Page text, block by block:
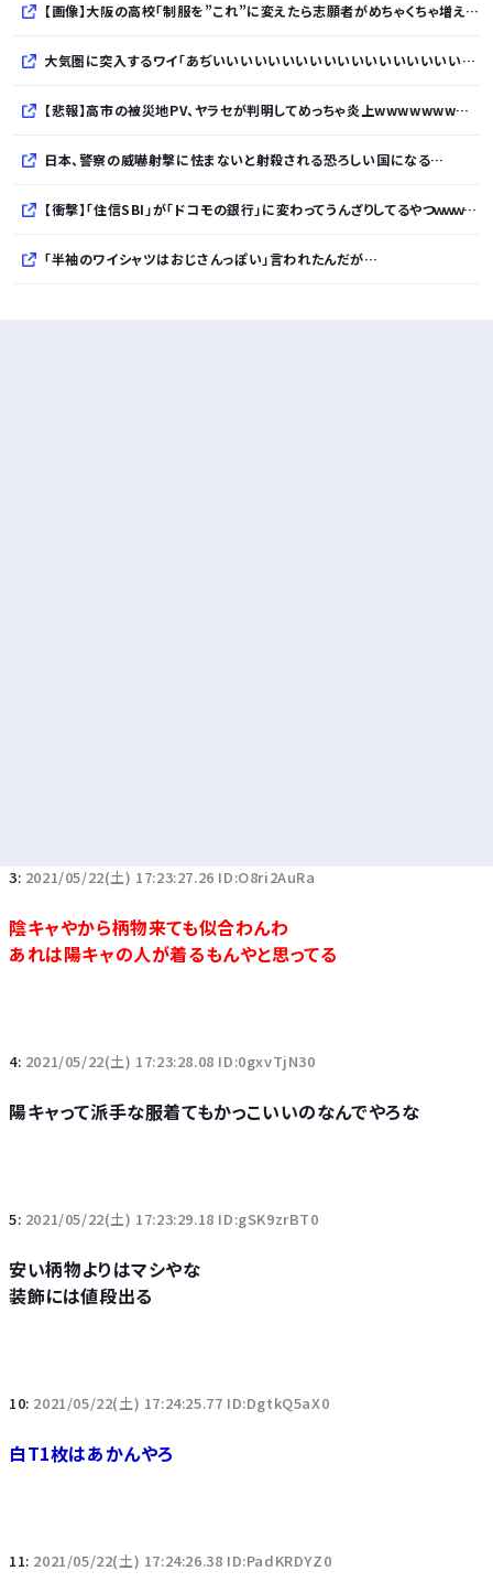
【画像】大阪の高校「制服を”これ”に変えたら志願者がめちゃくちゃ増えた」
大気圏に突入するワイ「あぢいいいいいいいいいいいいいいいいいい！！！！」
【悲報】高市の被災地PV、ヤラセが判明してめっちゃ炎上wwwwwwwwwwwwwwwwwwwwwwwwwww
日本、警察の威嚇射撃に怯まないと射殺される恐ろしい国になる…
【衝撃】「住信SBI」が「ドコモの銀行」に変わってうんざりしてるやつｗｗｗｗｗ
「半袖のワイシャツはおじさんっぽい」言われたんだが…
3: 2021/05/22(土) 17:23:27.26 ID:O8ri2AuRa
陰キャやから柄物来ても似合わんわ
あれは陽キャの人が着るもんやと思ってる
4: 2021/05/22(土) 17:23:28.08 ID:0gxvTjN30
陽キャって派手な服着てもかっこいいのなんでやろな
5: 2021/05/22(土) 17:23:29.18 ID:gSK9zrBT0
安い柄物よりはマシやな
装飾には値段出る
10: 2021/05/22(土) 17:24:25.77 ID:DgtkQ5aX0
白T1枚はあかんやろ
11: 2021/05/22(土) 17:24:26.38 ID:PadKRDYZ0